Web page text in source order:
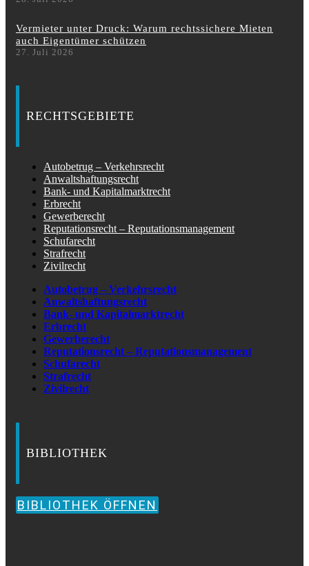
Vermieter unter Druck: Warum rechtssichere Mieten
auch Eigentümer schützen
27. Juli 2026
RECHTSGEBIETE
Autobetrug – Verkehrsrecht
Anwaltshaftungsrecht
Bank- und Kapitalmarktrecht
Erbrecht
Gewerberecht
Reputationsrecht – Reputationsmanagement
Schufarecht
Strafrecht
Zivilrecht
Autobetrug – Verkehrsrecht
Anwaltshaftungsrecht
Bank- und Kapitalmarktrecht
Erbrecht
Gewerberecht
Reputationsrecht – Reputationsmanagement
Schufarecht
Strafrecht
Zivilrecht
BIBLIOTHEK
BIBLIOTHEK ÖFFNEN